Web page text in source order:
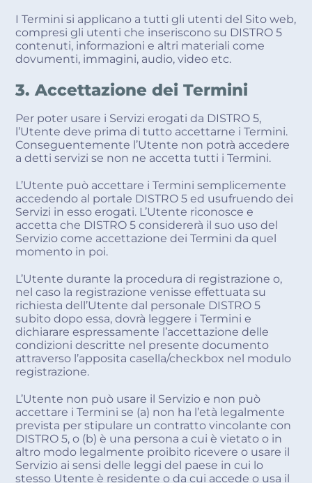
I Termini si applicano a tutti gli utenti del Sito web,
compresi gli utenti che inseriscono su DISTRO 5
contenuti, informazioni e altri materiali come
dovumenti, immagini, audio, video etc.
3. Accettazione dei Termini
Per poter usare i Servizi erogati da DISTRO 5,
l’Utente deve prima di tutto accettarne i Termini.
Conseguentemente l’Utente non potrà accedere
a detti servizi se non ne accetta tutti i Termini.
L’Utente può accettare i Termini semplicemente
accedendo al portale DISTRO 5 ed usufruendo dei
Servizi in esso erogati. L’Utente riconosce e
accetta che DISTRO 5 considererà il suo uso del
Servizio come accettazione dei Termini da quel
momento in poi.
L’Utente durante la procedura di registrazione o,
nel caso la registrazione venisse effettuata su
richiesta dell’Utente dal personale DISTRO 5
subito dopo essa, dovrà leggere i Termini e
dichiarare espressamente l’accettazione delle
condizioni descritte nel presente documento
attraverso l’apposita casella/checkbox nel modulo
registrazione.
L’Utente non può usare il Servizio e non può
accettare i Termini se (a) non ha l’età legalmente
prevista per stipulare un contratto vincolante con
DISTRO 5, o (b) è una persona a cui è vietato o in
altro modo legalmente proibito ricevere o usare il
Servizio ai sensi delle leggi del paese in cui lo
stesso Utente è residente o da cui accede o usa il